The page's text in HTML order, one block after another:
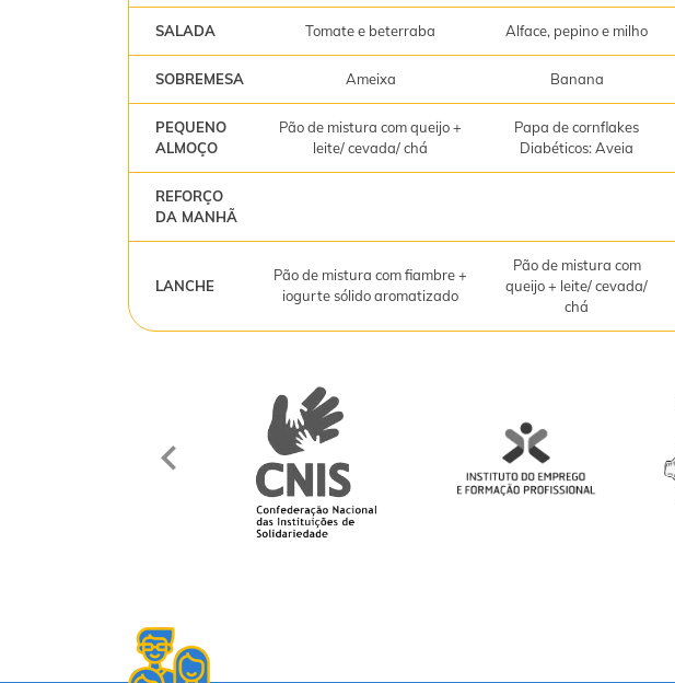
SALADA Tomate e beterraba Alface, pepino e milho
SOBREMESA Ameixa Banana
PEQUENO
ALMOÇO
Pão de mistura com queijo +
leite/ cevada/ chá
Papa de cornflakes
Diabéticos: Aveia
REFORÇO
DA MANHÃ
LANCHE
Pão de mistura com fiambre +
iogurte sólido aromatizado
Pão de mistura com
queijo + leite/ cevada/
chá